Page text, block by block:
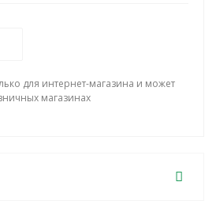
для интернет-магазина и может
магазинах